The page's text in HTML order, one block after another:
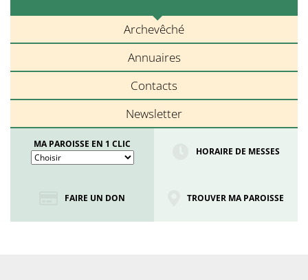
Archevêché
Annuaires
Contacts
Newsletter
MA PAROISSE EN 1 CLIC
HORAIRE DE MESSES
FAIRE UN DON TROUVER MA PAROISSE